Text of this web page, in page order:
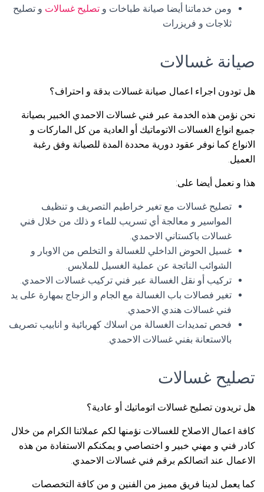
ومن خدماتنا أيضا صيانة طباخات و تصليح غسالات و تصليح
ثلاجات و فريزرات
صيانة غسالات
هل تودون اجراء اعمال صيانة غسالات بدقة و احتراف؟
نحن نؤمن هذه الخدمة عبر فني غسالات الاحمدي الخبير بصيانة
جميع انواع الغسالات الاتوماتيك أو العادية من كل الماركات و
الانواع كما نوفر عقود دورية محددة المدة للصيانة وفق رغبة
العميل.
هذا و نعمل أيضا على:
تصليح غسالات مع تغير خراطيم التصريف و تنظيف
المواسير و معالجة أي تسريب للماء و ذلك من خلال فني
غسالات باكستاني الاحمدي.
غسيل الحوض الداخلي للغسالة و التخلص من الاوبار و
الشوائب الناتجة عن عملية الغسيل للملابس.
تركيب أو نقل الغسالة عبر فني تركيب غسالات الاحمدي.
تغير فصالات باب الغسالة مع الجام و الزجاج بمهارة على يد
فني غسالات هندي الاحمدي.
فحص تمديدات الغسالة من اسلاك كهربائية و انابيب تصريف
بالاستعانة بفني غسالات الاحمدي.
تصليح غسالات
هل تريدون تصليح غسالات اتوماتيك أو عادية؟
كافة اعمال الاصلاح للغسالات نؤمنها لكم عملائنا الكرام من خلال
كادر فني و مهني خبير و اختصاصي و يمكنكم الاستفادة من هذه
الاعمال عند اتصالكم برقم فني غسالات الاحمدي.
كما يعمل لدينا فريق مميز من الفنين و من كافة التخصصات